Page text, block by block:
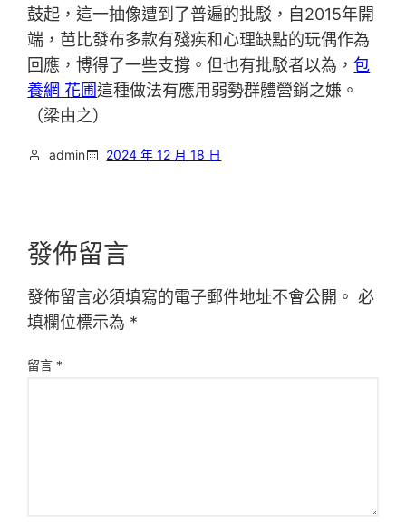
鼓起，這一抽像遭到了普遍的批駁，自2015年開
端，芭比發布多款有殘疾和心理缺點的玩偶作為
回應，博得了一些支撐。但也有批駁者以為，包
養網 花圃這種做法有應用弱勢群體營銷之嫌。
（梁由之）
admin 2024 年 12 月 18 日
發佈留言
發佈留言必須填寫的電子郵件地址不會公開。 必
填欄位標示為 *
留言 *